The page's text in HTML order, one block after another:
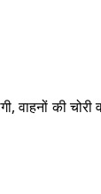
वाहनों की